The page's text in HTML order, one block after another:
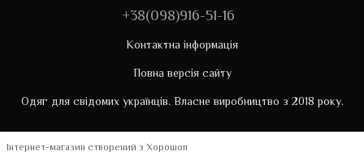
+38(098)916-51-16
Контактна інформація
Повна версія сайту
Одяг для свідомих українців. Власне виробництво з 2018 року.
Інтернет-магазин створений з Хорошоп